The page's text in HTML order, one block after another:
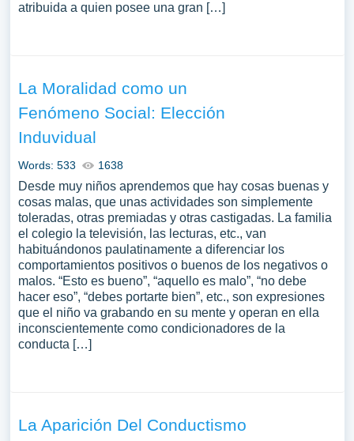
atribuida a quien posee una gran […]
La Moralidad como un
Fenómeno Social: Elección
Induvidual
Words: 533 1638
Desde muy niños aprendemos que hay cosas buenas y
cosas malas, que unas actividades son simplemente
toleradas, otras premiadas y otras castigadas. La familia
el colegio la televisión, las lecturas, etc., van
habituándonos paulatinamente a diferenciar los
comportamientos positivos o buenos de los negativos o
malos. “Esto es bueno”, “aquello es malo”, “no debe
hacer eso”, “debes portarte bien”, etc., son expresiones
que el niño va grabando en su mente y operan en ella
inconscientemente como condicionadores de la
conducta […]
La Aparición Del Conductismo